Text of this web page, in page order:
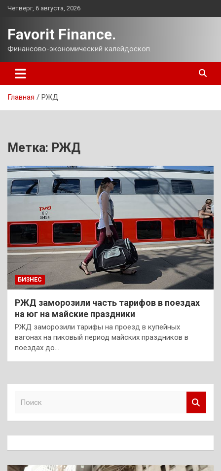
Перейти
Четверг, 6 августа, 2026
Favorit Finance.
Финансово-экономический калейдоскоп.
Главная РЖД
Метка: РЖД
БИЗНЕС
РЖД заморозили часть тарифов в поездах
на юг на майские праздники
РЖД заморозили тарифы на проезд в купейных
вагонах на пиковый период майских праздников в
поездах до…
к